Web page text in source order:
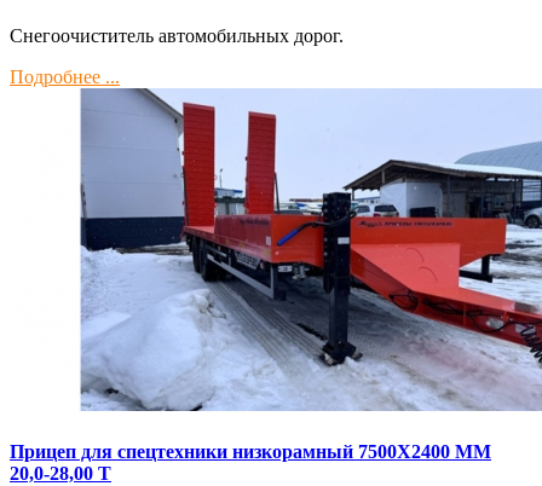
Снегоочиститель автомобильных дорог.
Подробнее ...
Прицеп для спецтехники низкорамный 7500Х2400 ММ
20,0-28,00 Т